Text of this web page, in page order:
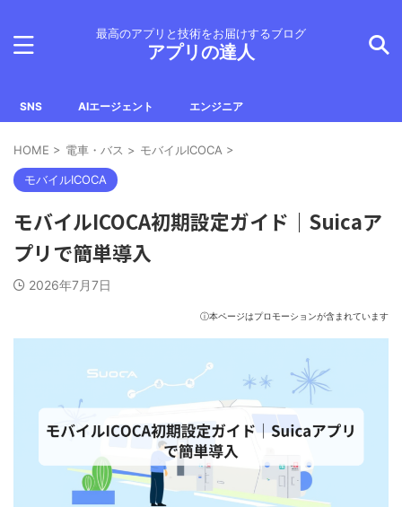
最高のアプリと技術をお届けするブログ
アプリの達人
SNS AIエージェント エンジニア
HOME > 電車・バス > モバイルICOCA >
モバイルICOCA
モバイルICOCA初期設定ガイド｜Suicaア
プリで簡単導入
2026年7月7日
ⓘ本ページはプロモーションが含まれています